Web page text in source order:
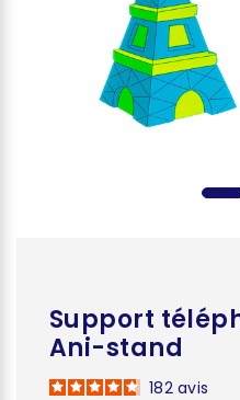
Support
Ani-stand
182avis